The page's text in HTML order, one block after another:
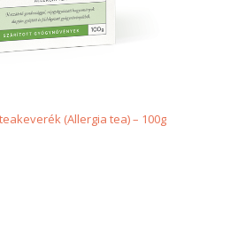
(Allergia tea) – 100g